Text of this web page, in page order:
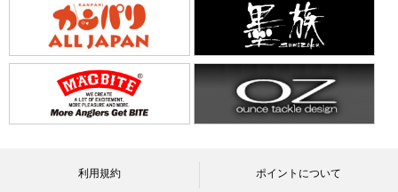
利用規約 ポイントについて